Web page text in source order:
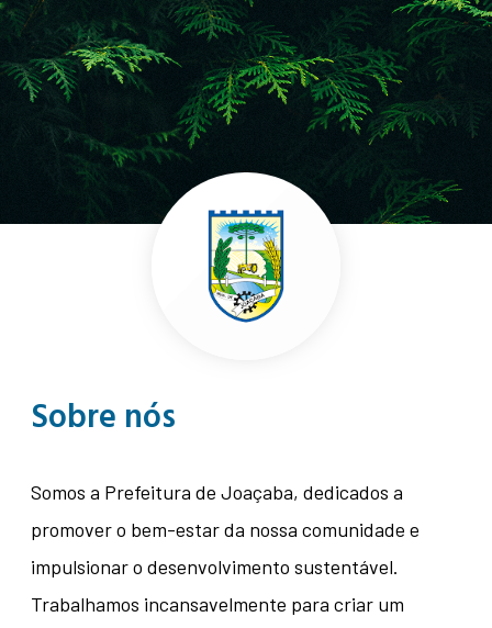
Sobre nós
Somos a Prefeitura de Joaçaba, dedicados a
promover o bem-estar da nossa comunidade e
impulsionar o desenvolvimento sustentável.
Trabalhamos incansavelmente para criar um